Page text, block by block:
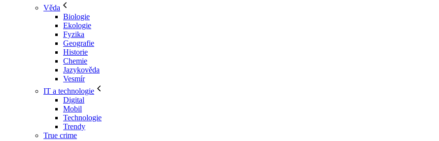
Věda
Biologie
Ekologie
Fyzika
Geografie
Historie
Chemie
Jazykověda
Vesmír
IT a technologie
Digital
Mobil
Technologie
Trendy
True crime